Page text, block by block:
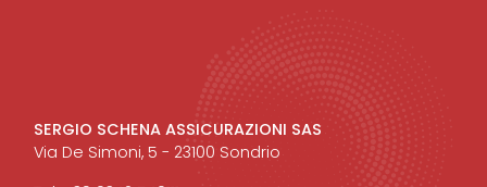
SERGIO SCHENA ASSICURAZIONI SAS
Via De Simoni, 5 - 23100 Sondrio